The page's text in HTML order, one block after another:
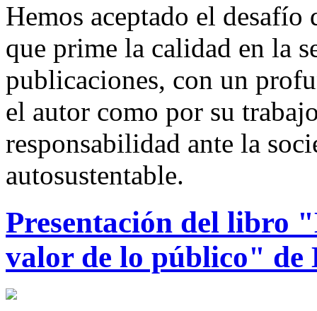
Hemos aceptado el
que prime la calidad en la
publicaciones, con un
el autor como por su
responsabilidad ante la
autosustentable.
Presentación del libro
valor de lo público" de